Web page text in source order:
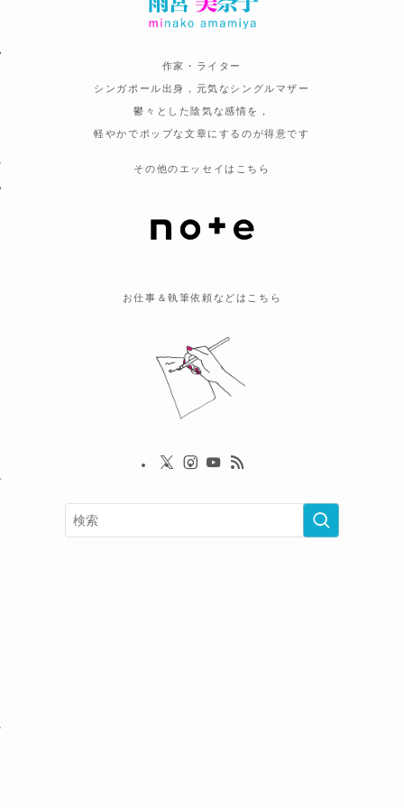
作家・ライター
シンガポール出身，元気なシングルマザー
鬱々とした陰気な感情を，
軽やかでポップな文章にするのが得意です
その他のエッセイはこちら
お仕事＆執筆依頼などはこちら